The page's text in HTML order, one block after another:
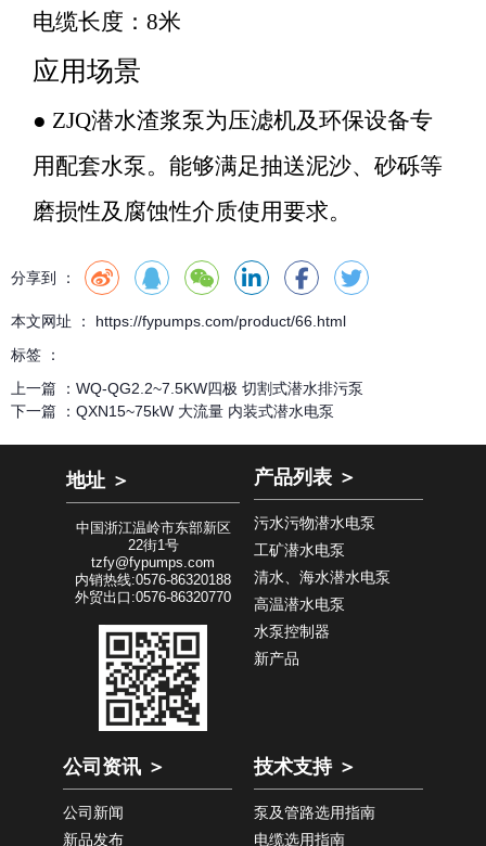
电缆长度：8米
应用场景
● ZJQ潜水渣浆泵为压滤机及环保设备专
用配套水泵。能够满足抽送泥沙、砂砾等
磨损性及腐蚀性介质使用要求。
分享到 ：
本文网址 ： https://fypumps.com/product/66.html
标签 ：
上一篇 ： WQ-QG2.2~7.5KW四极 切割式潜水排污泵
下一篇 ： QXN15~75kW 大流量 内装式潜水电泵
地址 ＞
中国浙江温岭市东部新区
22街1号
tzfy@fypumps.com
内销热线:0576-86320188
外贸出口:0576-86320770
产品列表 ＞
污水污物潜水电泵
工矿潜水电泵
清水、海水潜水电泵
高温潜水电泵
水泵控制器
新产品
公司资讯 ＞
公司新闻
新品发布
技术支持 ＞
泵及管路选用指南
电缆选用指南